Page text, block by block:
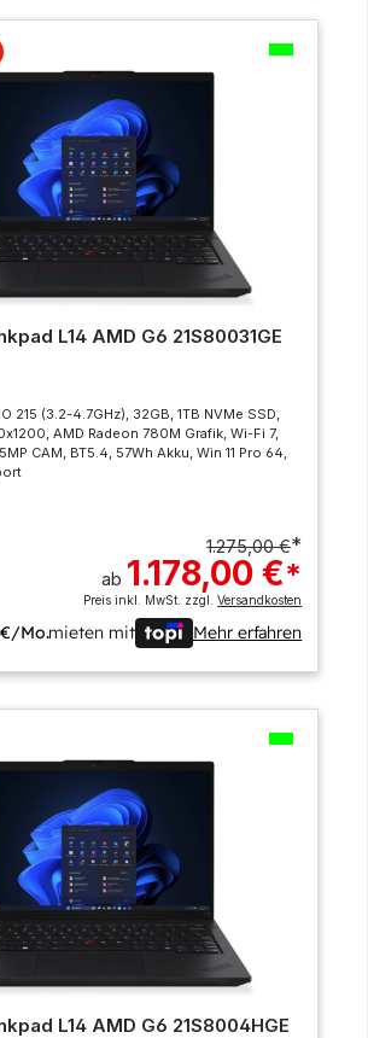
L14 AMD G6 21S80031GE
215 (3.2-4.7GHz), 32GB, 1TB NVMe SSD,
AMD Radeon 780M Grafik, Wi-Fi 7,
CAM, BT5.4, 57Wh Akku, Win 11 Pro 64,
1.275,00 €*
ab 1.178,00 €*
Preis inkl. MwSt. zzgl.Versandkosten
Mo.mieten mit Mehr erfahren
L14 AMD G6 21S8004HGE